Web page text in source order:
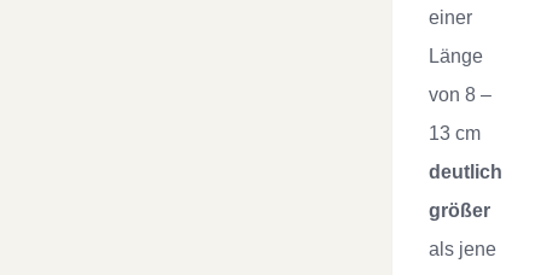
einer
Länge
von 8 –
13 cm
deutlich
größer
als jene